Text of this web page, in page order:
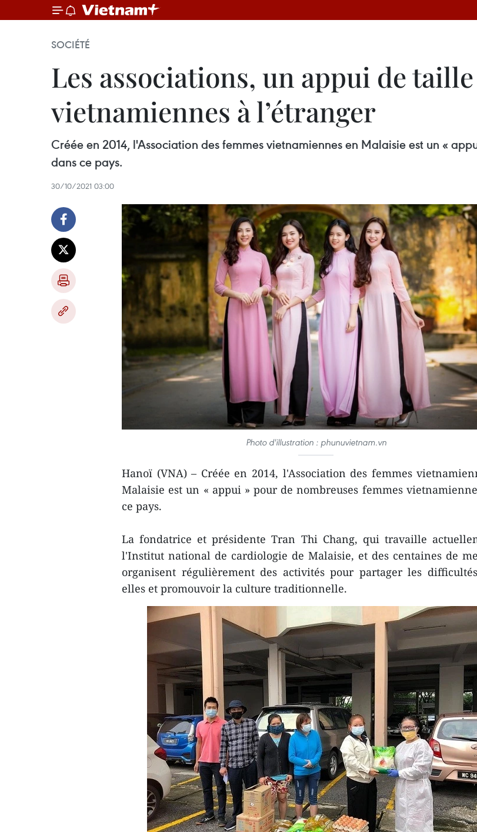
SOCIÉTÉ
Les associations, un appui de
vietnamiennes à l’étranger
Créée en 2014, l'Association des femmes vietnamiennes en Malaisie est un «
dans ce pays.
30/10/2021 03:00
Photo d'illustration : phunuvietnam.vn
Hanoï (VNA) – Créée en 2014, l'Association des femmes
Malaisie est un « appui » pour de nombreuses femmes
ce pays.
La fondatrice et présidente Tran Thi Chang, qui travaille
l'Institut national de cardiologie de Malaisie, et des centaines de
organisent régulièrement des activités pour partager les
elles et promouvoir la culture traditionnelle.